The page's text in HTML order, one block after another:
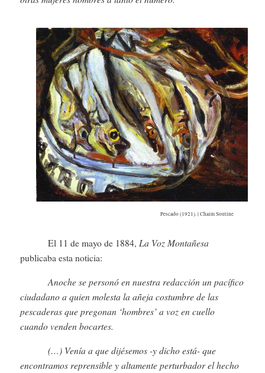
Pescado (1921). | Chaim Soutine
El 11 de mayo de 1884, La Voz Montañesa
publicaba esta noticia:
Anoche se personó en nuestra redacción un pacífico
ciudadano a quien molesta la añeja costumbre de las
pescaderas que pregonan ‘hombres’ a voz en cuello
cuando venden bocartes.
(…) Venía a que dijésemos -y dicho está- que
encontramos reprensible y altamente perturbador el hecho